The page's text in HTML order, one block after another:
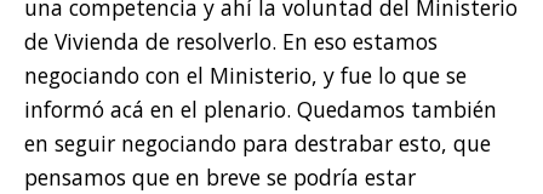
una competencia y ahí la voluntad del Ministerio
de Vivienda de resolverlo. En eso estamos
negociando con el Ministerio, y fue lo que se
informó acá en el plenario. Quedamos también
en seguir negociando para destrabar esto, que
pensamos que en breve se podría estar